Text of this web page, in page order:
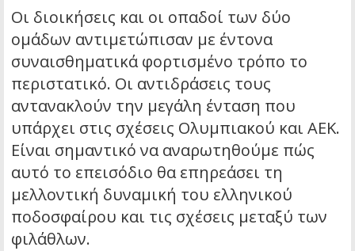
Οι διοικήσεις και οι οπαδοί των δύο
ομάδων αντιμετώπισαν με έντονα
συναισθηματικά φορτισμένο τρόπο το
περιστατικό. Οι αντιδράσεις τους
αντανακλούν την μεγάλη ένταση που
υπάρχει στις σχέσεις Ολυμπιακού και ΑΕΚ.
Είναι σημαντικό να αναρωτηθούμε πώς
αυτό το επεισόδιο θα επηρεάσει τη
μελλοντική δυναμική του ελληνικού
ποδοσφαίρου και τις σχέσεις μεταξύ των
φιλάθλων.